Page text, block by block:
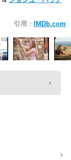
引用： IMDb.com